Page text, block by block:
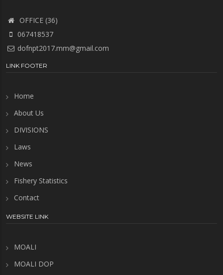
OFFICE (36)
067418537
dofnpt2017.mm@gmail.com
LINK FOOTER
Home
About Us
DIVISIONS
Laws
News
Fishery Statistics
Contact
WEBSITE LINK
MOALI
MOALI DOP